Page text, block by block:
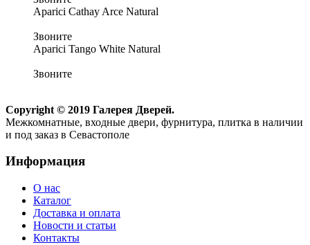
Aparici Cathay Arce Natural
Звоните
Aparici Tango White Natural
Звоните
Copyright © 2019 Галерея Дверей.
Межкомнатные, входные двери, фурнитура, плитка в наличии
и под заказ в Севастополе
Информация
О нас
Каталог
Доставка и оплата
Новости и статьи
Контакты